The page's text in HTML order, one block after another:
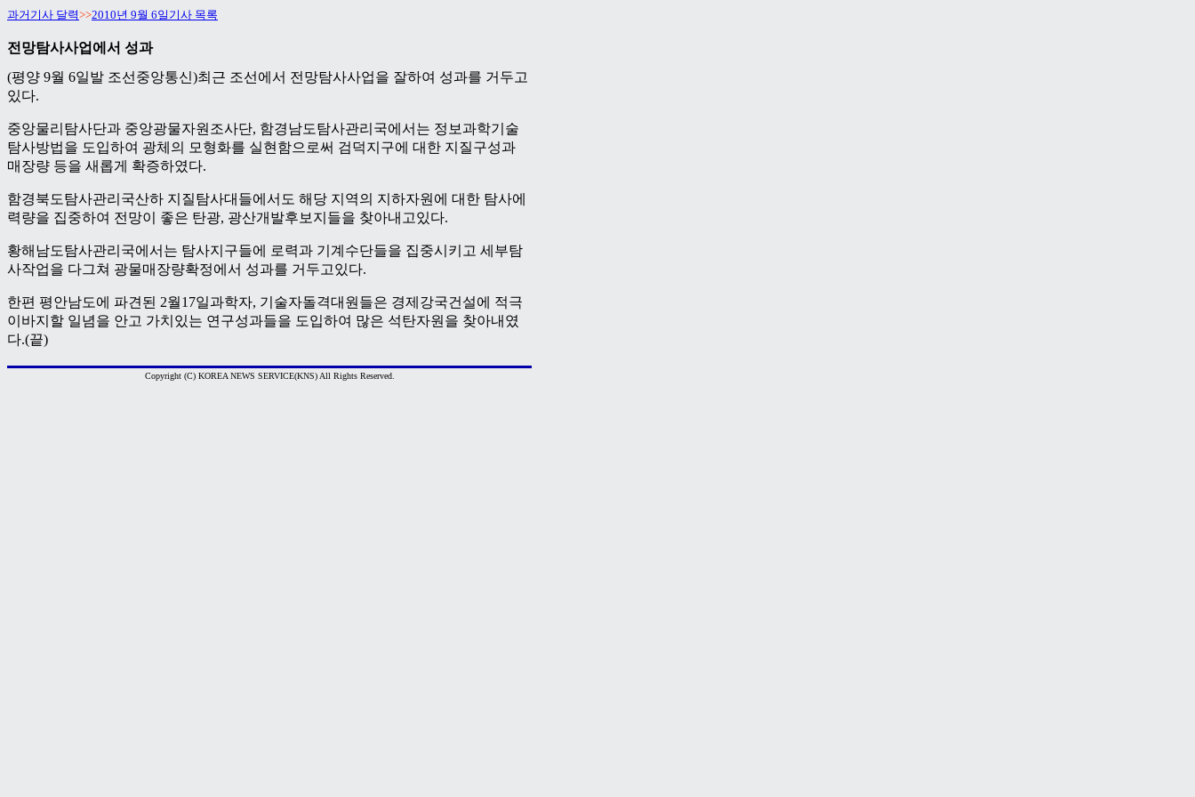
과거기사 달력>>2010년 9월 6일기사 목록
전망탐사사업에서 성과
(평양 9월 6일발 조선중앙통신)최근 조선에서 전망탐사사업을 잘하여 성과를 거두고
있다.
중앙물리탐사단과 중앙광물자원조사단, 함경남도탐사관리국에서는 정보과학기술
탐사방법을 도입하여 광체의 모형화를 실현함으로써 검덕지구에 대한 지질구성과
매장량 등을 새롭게 확증하였다.
함경북도탐사관리국산하 지질탐사대들에서도 해당 지역의 지하자원에 대한 탐사에
력량을 집중하여 전망이 좋은 탄광, 광산개발후보지들을 찾아내고있다.
황해남도탐사관리국에서는 탐사지구들에 로력과 기계수단들을 집중시키고 세부탐
사작업을 다그쳐 광물매장량확정에서 성과를 거두고있다.
한편 평안남도에 파견된 2월17일과학자, 기술자돌격대원들은 경제강국건설에 적극
이바지할 일념을 안고 가치있는 연구성과들을 도입하여 많은 석탄자원을 찾아내였
다.(끝)
Copyright (C) KOREA NEWS SERVICE(KNS) All Rights Reserved.